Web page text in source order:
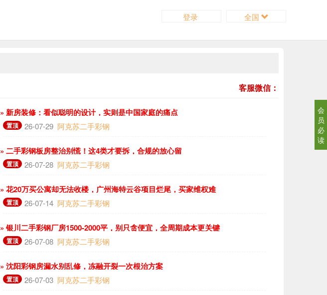
全国
登录
客服微信：
» 新房装修：看似聪明的设计，实则是中国家庭的痛点
置顶 26-07-29 阿克苏二手彩钢
» 二手彩钢板房整治别慌！这4类才要拆，合规的放心留
置顶 26-07-28 阿克苏二手彩钢
» 花20万买公寓却无法收楼，广州海特云谷项目烂尾，买家维权难
置顶 26-07-14 阿克苏二手彩钢
» 银川二手彩钢厂房1500-2000平，别只贪便宜，全周期成本更关键
置顶 26-07-08 阿克苏二手彩钢
» 沈阳彩钢房漏水别乱修，冻融开裂一次根治方案
置顶 26-07-03 阿克苏二手彩钢
会
员
必
读